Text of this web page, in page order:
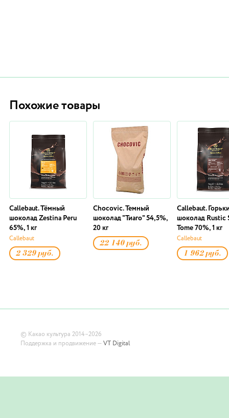
Похожие товары
Callebaut. Тёмный
шоколад Zestina Peru
65%, 1 кг
Callebaut
2 329 руб.
Chocovic. Темный
шоколад "Тиаго" 54,5%,
20 кг
22 140 руб.
Callebaut.
шоколад Rustic
Tome 70%, 1 кг
Callebaut
1 962 руб.
© Какао культура 2014–2026
Поддержка и продвижение — VT Digital